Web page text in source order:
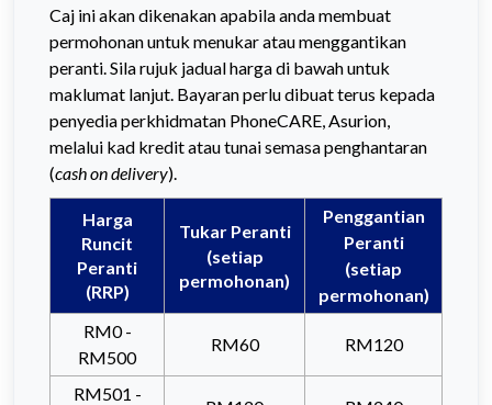
Caj ini akan dikenakan apabila anda membuat
permohonan untuk menukar atau menggantikan
peranti.Sila rujuk jadual harga di bawah untuk
maklumat lanjut. Bayaran perlu dibuat terus kepada
penyedia perkhidmatan PhoneCARE, Asurion,
melalui kad kredit atau tunai semasa penghantaran
(cash on delivery).
Harga
Runcit
Peranti
(RRP)
Tukar Peranti
(setiap
permohonan)
Penggantian
Peranti
(setiap
permohonan)
RM0 -
RM500
RM60 RM120
RM501 -